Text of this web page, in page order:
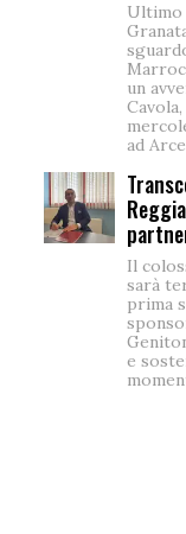
Ultimo
un
ad
Il
sarà
prima
e